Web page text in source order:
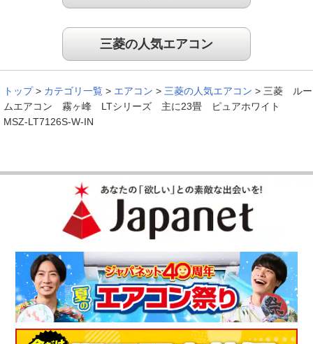
三菱の人気エアコン
トップ > カテゴリ一覧 > エアコン > 三菱の人気エアコン > 三菱 ルー
ムエアコン 霧ヶ峰 LTシリーズ 主に23畳 ピュアホワイト
MSZ-LT7126S-W-IN